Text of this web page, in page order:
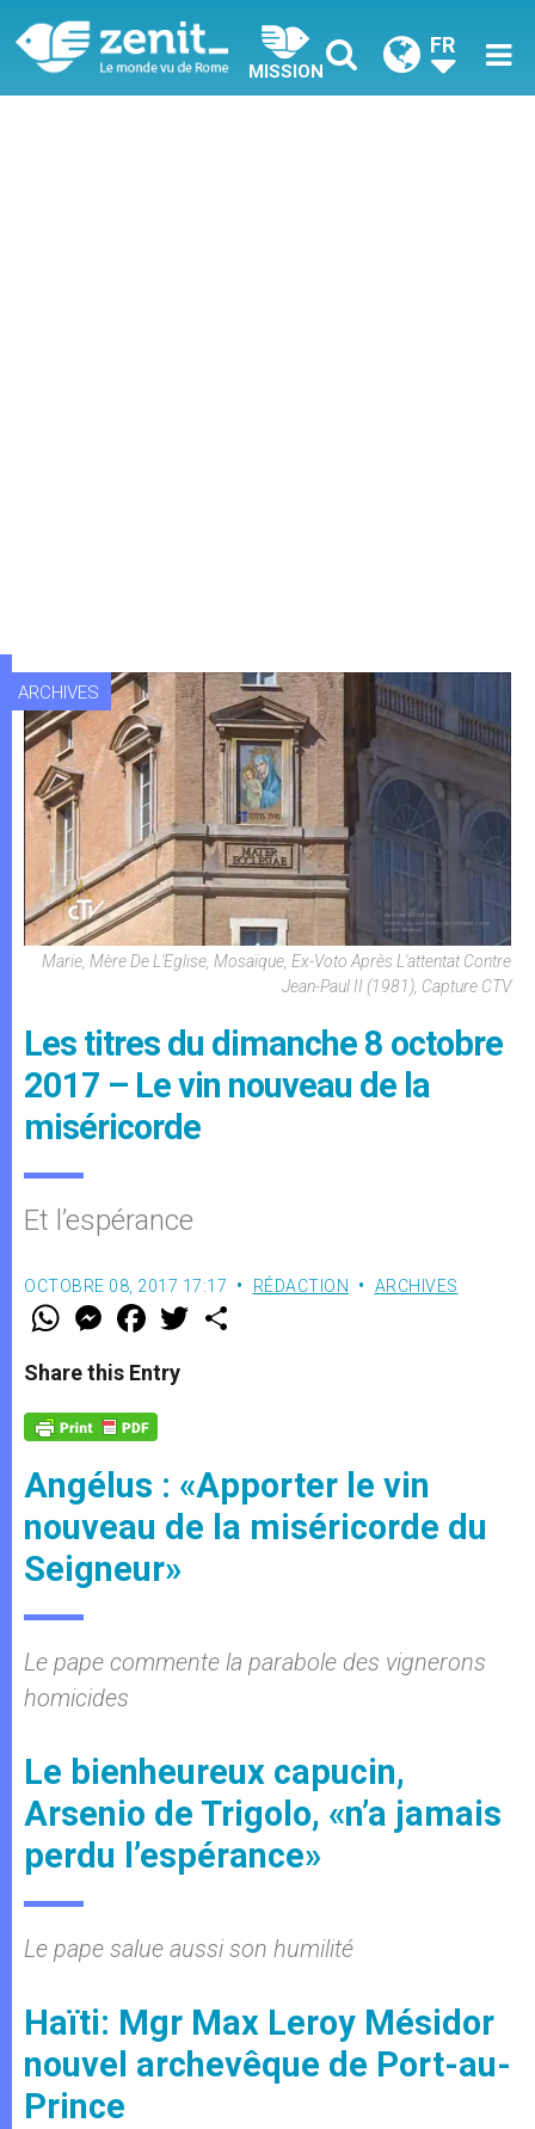
MISSION
FR
ARCHIVES
Marie, Mère De L'Eglise, Mosaïque, Ex-Voto Après L'attentat Contre
Jean-Paul II (1981), Capture CTV
Les titres du dimanche 8 octobre
2017 – Le vin nouveau de la
miséricorde
Et l’espérance
OCTOBRE 08, 2017 17:17 RÉDACTION ARCHIVES
W
t
s
p
p
M
e
s
e
g
e
F
a
e
b
o
k
w
Share this Entry
Angélus : «Apporter le vin
nouveau de la miséricorde du
Seigneur»
Le pape commente la parabole des vignerons
homicides
Le bienheureux capucin,
Arsenio de Trigolo, «n’a jamais
perdu l’espérance»
Le pape salue aussi son humilité
Haïti: Mgr Max Leroy Mésidor
nouvel archevêque de Port-au-
Prince